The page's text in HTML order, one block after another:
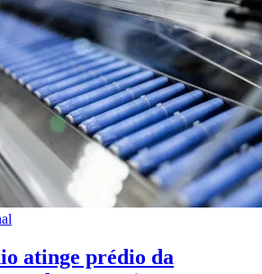
atinge prédio da